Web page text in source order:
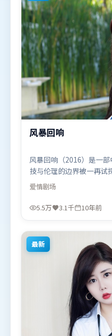
风暴回响
风暴回响（2016）是一
技与伦理的边界被一再试
荡。高潮段落信息密度高
由冯小刚执导，李政宰、
等联袂出演。影片于2016
爱情剧场
5.5万 3.1千 10年前
最新